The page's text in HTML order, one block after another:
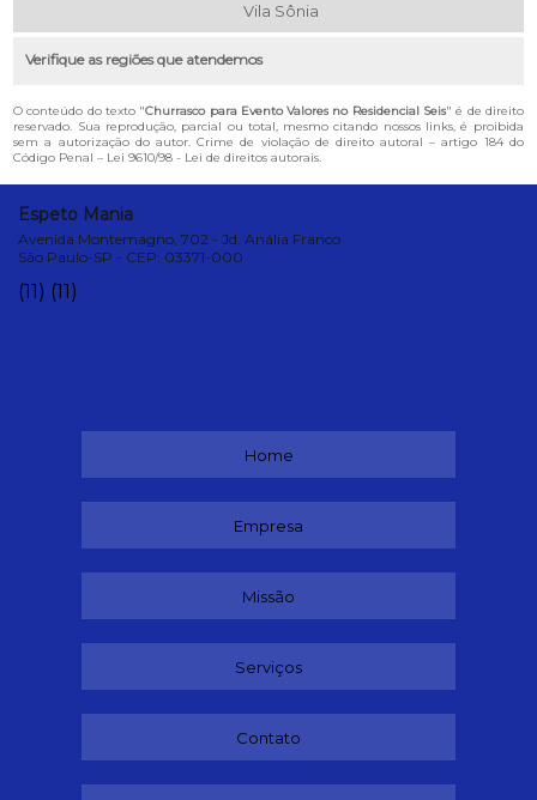
Vila Sônia
Verifique as regiões que atendemos
O conteúdo do texto "Churrasco para Evento Valores no Residencial Seis" é de direito
reservado. Sua reprodução, parcial ou total, mesmo citando nossos links, é proibida
sem a autorização do autor. Crime de violação de direito autoral – artigo 184 do
Código Penal – Lei 9610/98 - Lei de direitos autorais.
Espeto Mania
Avenida Montemagno, 702 - Jd. Anália Franco
São Paulo-SP - CEP: 03371-000
(11) (11)
Home
Empresa
Missão
Serviços
Contato